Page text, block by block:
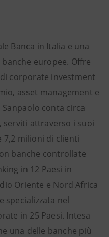
Banca in Italia e una
europee. Offre
corporate investment
asset management e
conta circa
serviti attraverso i suoi
7,2 milioni di clienti
banche controllate
in 12 Paesi in
Oriente e Nord Africa
specializzata nel
in 25 Paesi. Intesa
una delle banche più